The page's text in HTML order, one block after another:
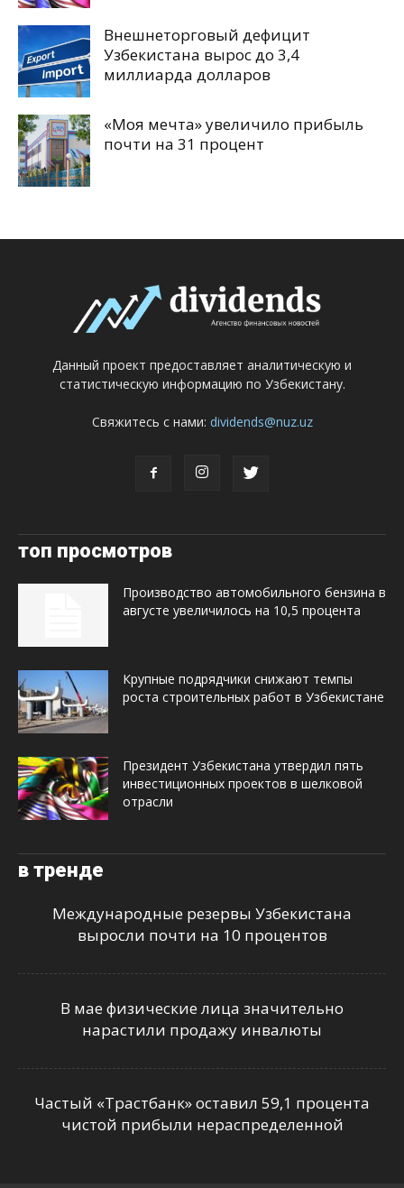
Внешнеторговый дефицит
Узбекистана вырос до 3,4
миллиарда долларов
«Моя мечта» увеличило прибыль
почти на 31 процент
Данный проект предоставляет аналитическую и
статистическую информацию по Узбекистану.
Свяжитесь с нами: dividends@nuz.uz
топ просмотров
Производство автомобильного бензина в
августе увеличилось на 10,5 процента
Крупные подрядчики снижают темпы
роста строительных работ в Узбекистане
Президент Узбекистана утвердил пять
инвестиционных проектов в шелковой
отрасли
в тренде
Международные резервы Узбекистана
выросли почти на 10 процентов
В мае физические лица значительно
нарастили продажу инвалюты
Частый «Трастбанк» оставил 59,1 процента
чистой прибыли нераспределенной